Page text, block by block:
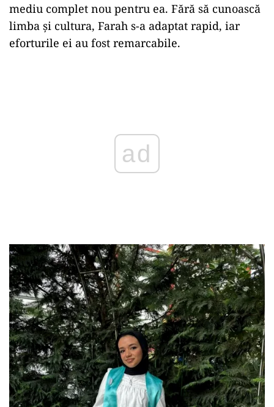
mediu complet nou pentru ea. Fără să cunoască
limba și cultura, Farah s-a adaptat rapid, iar
eforturile ei au fost remarcabile.